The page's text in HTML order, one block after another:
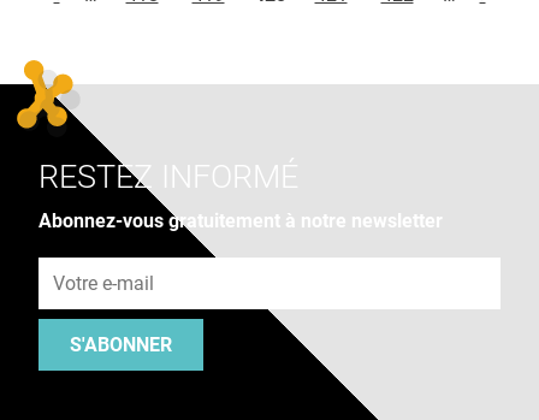
RESTEZ INFORMÉ
Abonnez-vous gratuitement à notre newsletter
S'ABONNER